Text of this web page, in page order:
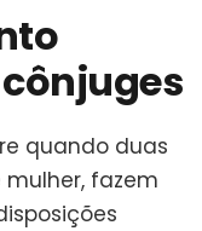
quando duas
fazem